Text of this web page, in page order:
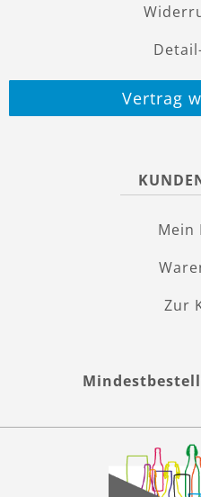
Vertrag
Mein
Zur